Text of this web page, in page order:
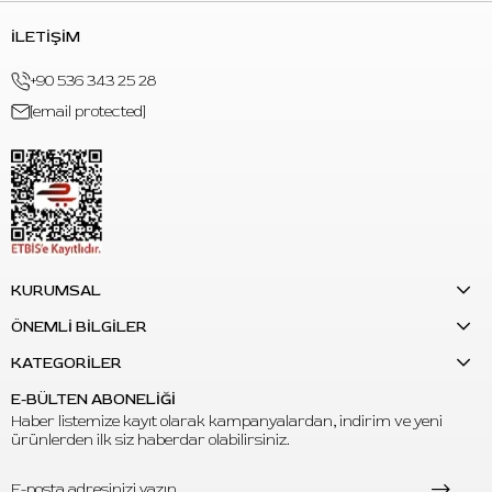
ve kontrollü sarfiyat için uygundur.
S: World Famous Ink Great Wall Yellow vegan mı?
C: Evet. Ürün vegan friendly olarak sunulur ve hayvanlar
üzerinde test edilmemiştir.
İLETİŞİM
+90 536 343 25 28
[email protected]
KURUMSAL
ÖNEMLİ BİLGİLER
KATEGORİLER
E-BÜLTEN ABONELİĞİ
Haber listemize kayıt olarak kampanyalardan, indirim ve yeni
ürünlerden ilk siz haberdar olabilirsiniz.